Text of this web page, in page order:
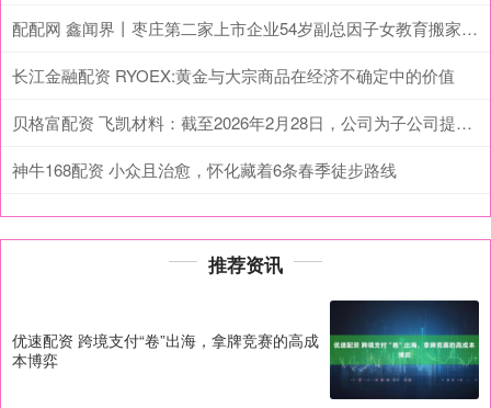
配配网 鑫闻界丨枣庄第二家上市企业54岁副总因子女教育搬家异地而辞职
长江金融配资 RYOEX:黄金与大宗商品在经济不确定中的价值
贝格富配资 飞凯材料：截至2026年2月28日，公司为子公司提供的实际担保余额为人民币73372万元
神牛168配资 小众且治愈，怀化藏着6条春季徒步路线
推荐资讯
优速配资 跨境支付“卷”出海，拿牌竞赛的高成
本博弈